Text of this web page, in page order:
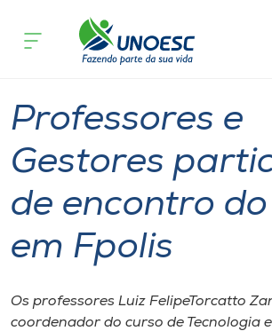
Cursos
Pesquisa
Atendimento ao Estudante
Portal de Ensino
A
acontece
Professores e
Gestores
de encontro do
em Fpolis
Os professores Luiz FelipeTorcatto
coordenador do curso de Tecnologia